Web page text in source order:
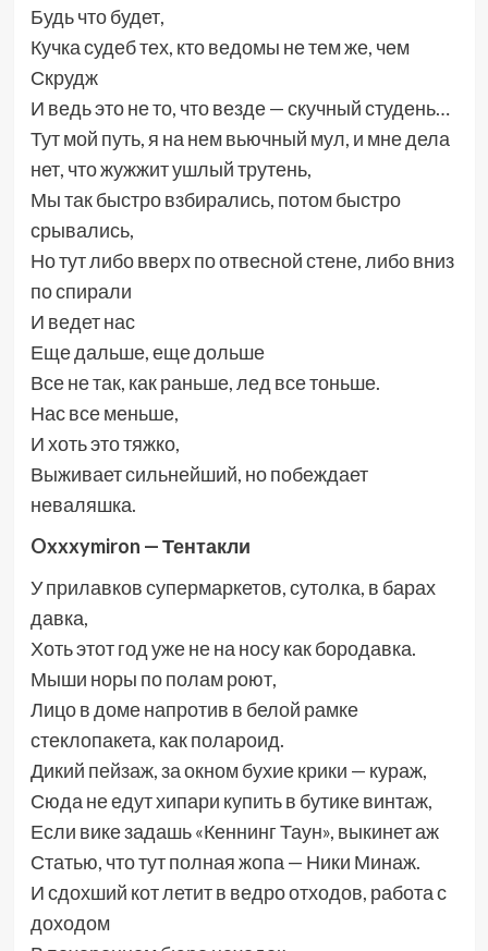
Будь что будет,
Кучка судеб тех, кто ведомы не тем же, чем
Скрудж
И ведь это не то, что везде — скучный студень…
Тут мой путь, я на нем вьючный мул, и мне дела
нет, что жужжит ушлый трутень,
Мы так быстро взбирались, потом быстро
срывались,
Но тут либо вверх по отвесной стене, либо вниз
по спирали
И ведет нас
Еще дальше, еще дольше
Все не так, как раньше, лед все тоньше.
Нас все меньше,
И хоть это тяжко,
Выживает сильнейший, но побеждает
неваляшка.
Oxxxymiron — Тентакли
У прилавков супермаркетов, сутолка, в барах
давка,
Хоть этот год уже не на носу как бородавка.
Мыши норы по полам роют,
Лицо в доме напротив в белой рамке
стеклопакета, как полароид.
Дикий пейзаж, за окном бухие крики — кураж,
Сюда не едут хипари купить в бутике винтаж,
Если вике задашь «Кеннинг Таун», выкинет аж
Статью, что тут полная жопа — Ники Минаж.
И сдохший кот летит в ведро отходов, работа с
доходом